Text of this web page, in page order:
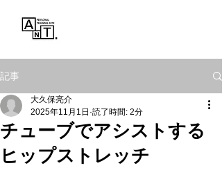
記事
チューブでアシストする
ヒップストレッチ
大久保亮介
2025年11月1日 読了時間: 2分